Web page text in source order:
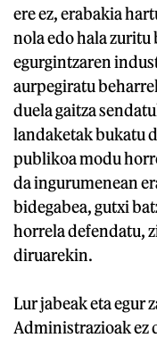
ere ez, erabakia
nola edo hala zuritu
egurgintzaren
aurpegiratu
duela gaitza
landaketak bukatu
publikoa modu
da ingurumenean
bidegabea, gutxi
horrela defendatu,
diruarekin.
Lur jabeak eta egur
Administrazioak ez